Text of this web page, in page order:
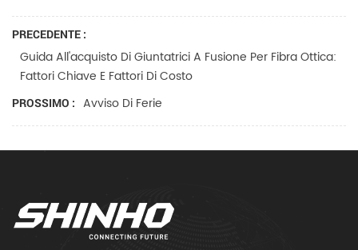
PRECEDENTE :
Guida All'acquisto Di Giuntatrici A Fusione Per Fibra Ottica:
Fattori Chiave E Fattori Di Costo
PROSSIMO : Avviso Di Ferie